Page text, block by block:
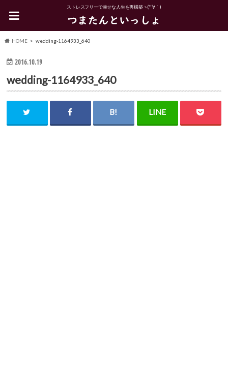
ストレスフリーで幸せな人生を再構築ヽ(*´∀｀)
HOME wedding-1164933_640
2016.10.19
wedding-1164933_640